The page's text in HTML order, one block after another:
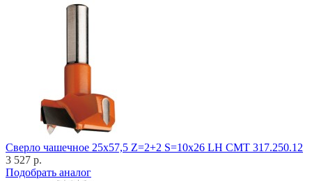
Cверло чашечное 25x57,5 Z=2+2 S=10x26 LH CMT 317.250.12
3 527 р.
Подобрать аналог